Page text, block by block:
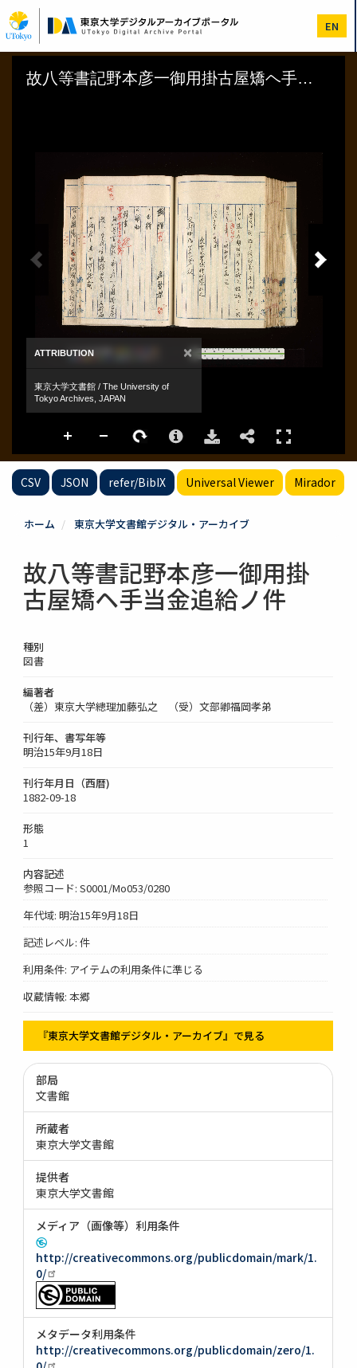
イ
ン
コ
EN
CSV JSON refer/BibIX Universal Viewer Mirador
ホーム 東京大学文書館デジタル・アーカイブ
故八等書記野本彦一御用掛
古屋矯ヘ手当金追給ノ件
種別
図書
編著者
（差）東京大学總理加藤弘之 （受）文部卿福岡孝弟
刊行年、書写年等
明治15年9月18日
刊行年月日（西暦)
1882-09-18
形態
1
内容記述
参照コード: S0001/Mo053/0280
年代域: 明治15年9月18日
記述レベル: 件
利用条件: アイテムの利用条件に準じる
収蔵情報: 本郷
『東京大学文書館デジタル・アーカイブ』で見る
部局
文書館
所蔵者
東京大学文書館
提供者
東京大学文書館
メディア（画像等）利用条件
http://creativecommons.org/publicdomain/mark/1.
0/
メタデータ利用条件
http://creativecommons.org/publicdomain/zero/1.